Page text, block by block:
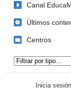
Canal
Últimos
Centros
Inicia